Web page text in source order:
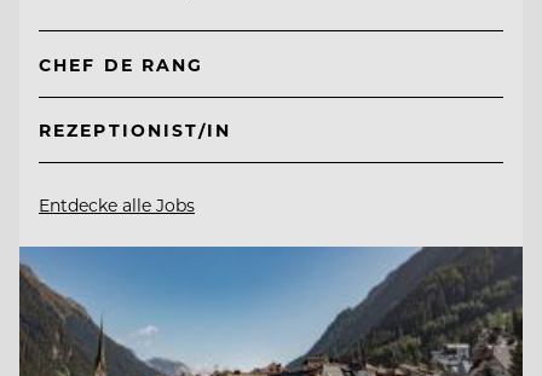
CHEF DE RANG
REZEPTIONIST/IN
Entdecke alle Jobs